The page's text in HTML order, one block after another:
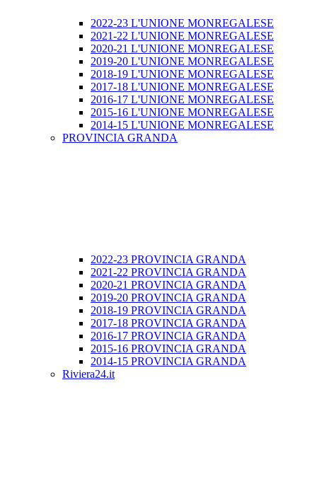
2022-23 L'UNIONE MONREGALESE
2021-22 L'UNIONE MONREGALESE
2020-21 L'UNIONE MONREGALESE
2019-20 L'UNIONE MONREGALESE
2018-19 L'UNIONE MONREGALESE
2017-18 L'UNIONE MONREGALESE
2016-17 L'UNIONE MONREGALESE
2015-16 L'UNIONE MONREGALESE
2014-15 L'UNIONE MONREGALESE
PROVINCIA GRANDA
2022-23 PROVINCIA GRANDA
2021-22 PROVINCIA GRANDA
2020-21 PROVINCIA GRANDA
2019-20 PROVINCIA GRANDA
2018-19 PROVINCIA GRANDA
2017-18 PROVINCIA GRANDA
2016-17 PROVINCIA GRANDA
2015-16 PROVINCIA GRANDA
2014-15 PROVINCIA GRANDA
Riviera24.it